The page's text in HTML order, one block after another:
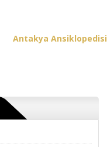
Antakya Ansiklopedisi